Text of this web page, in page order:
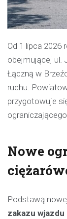
Od 1 lipca 2026
obejmującej ul.
Łączną w
ruchu.
przygotowuje
Nowe
Podstawą
zakazu